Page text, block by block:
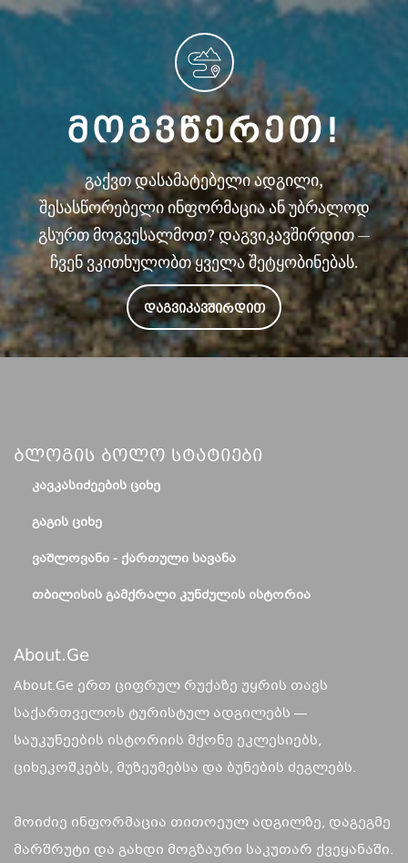
ᲛᲝᲒᲕᲬᲔᲠᲔᲗ!
გაქვთ დასამატებელი ადგილი,
შესასწორებელი ინფორმაცია ან უბრალოდ
გსურთ მოგვესალმოთ? დაგვიკავშირდით —
ჩვენ ვკითხულობთ ყველა შეტყობინებას.
ᲓᲐᲒᲕᲘᲙᲐᲕᲨᲘᲠᲓᲘᲗ
Ბლოგის Ბოლო Სტატიები
ᲙᲐᲕᲙᲐᲡᲘᲫᲔᲔᲑᲘᲡ ᲪᲘᲮᲔ
ᲒᲐᲒᲘᲡ ᲪᲘᲮᲔ
ᲕᲐᲨᲚᲝᲕᲐᲜᲘ - ᲥᲐᲠᲗᲣᲚᲘ ᲡᲐᲕᲐᲜᲐ
ᲗᲑᲘᲚᲘᲡᲘᲡ ᲒᲐᲛᲥᲠᲐᲚᲘ ᲙᲣᲜᲫᲣᲚᲘᲡ ᲘᲡᲢᲝᲠᲘᲐ
About.ge
About.Ge ერთ ციფრულ რუქაზე უყრის თავს
საქართველოს ტურისტულ ადგილებს —
საუკუნეების ისტორიის მქონე ეკლესიებს,
ციხეკოშკებს, მუზეუმებსა და ბუნების ძეგლებს.
მოიძიე ინფორმაცია თითოეულ ადგილზე, დაგეგმე
მარშრუტი და გახდი მოგზაური საკუთარ ქვეყანაში.